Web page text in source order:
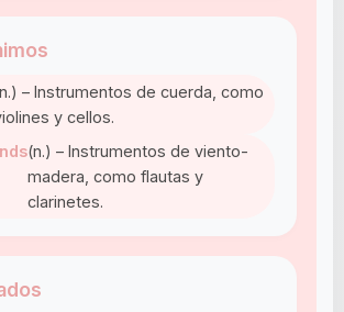
– Instrumentos de cuerda, como
y cellos.
(n.) – Instrumentos de viento-
madera, como flautas y
clarinetes.